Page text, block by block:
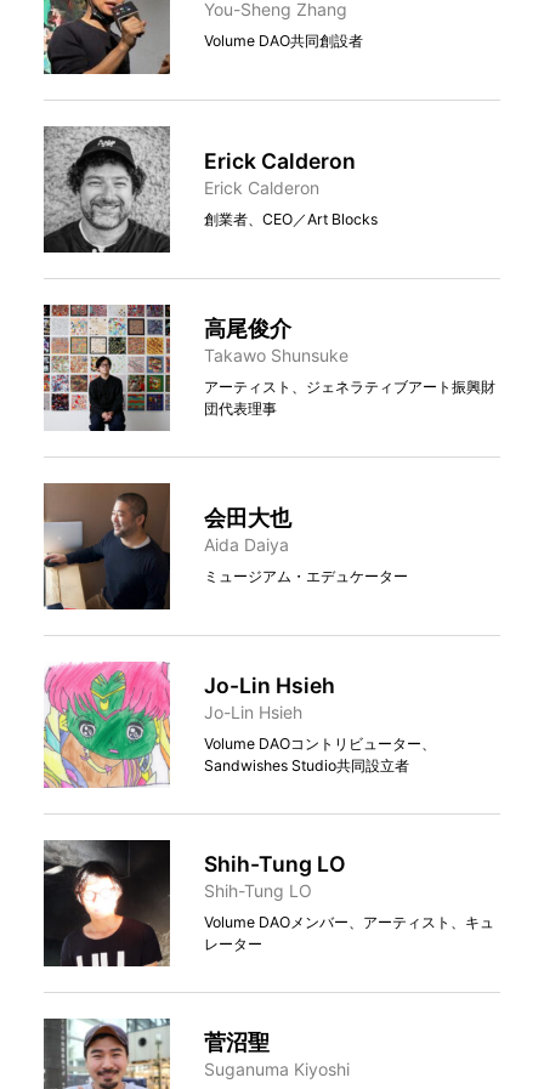
You-Sheng Zhang
Volume DAO共同創設者
Erick Calderon
Erick Calderon
創業者、CEO／Art Blocks
高尾俊介
Takawo Shunsuke
アーティスト、ジェネラティブアート振興財
団代表理事
会田大也
Aida Daiya
ミュージアム・エデュケーター
Jo-Lin Hsieh
Jo-Lin Hsieh
Volume DAOコントリビューター、
Sandwishes Studio共同設立者
Shih-Tung LO
Shih-Tung LO
Volume DAOメンバー、アーティスト、キュ
レーター
菅沼聖
Suganuma Kiyoshi